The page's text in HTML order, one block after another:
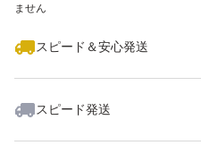
ません
スピード＆安心発送
スピード発送